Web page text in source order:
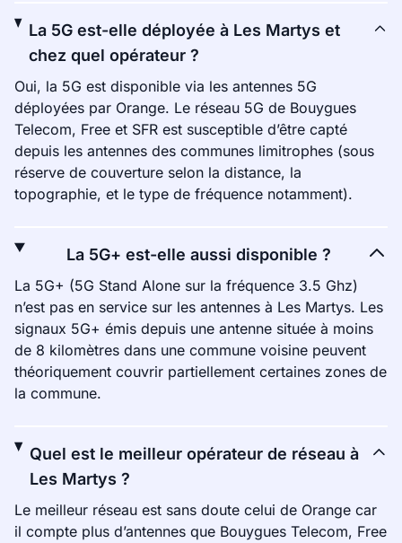
La 5G est-elle déployée à Les Martys et
chez quel opérateur ?
Oui, la 5G est disponible via les antennes 5G
déployées par Orange. Le réseau 5G de Bouygues
Telecom, Free et SFR est susceptible d’être capté
depuis les antennes des communes limitrophes (sous
réserve de couverture selon la distance, la
topographie, et le type de fréquence notamment).
La 5G+ est-elle aussi disponible ?
La 5G+ (5G Stand Alone sur la fréquence 3.5 Ghz)
n’est pas en service sur les antennes à Les Martys. Les
signaux 5G+ émis depuis une antenne située à moins
de 8 kilomètres dans une commune voisine peuvent
théoriquement couvrir partiellement certaines zones de
la commune.
Quel est le meilleur opérateur de réseau à
Les Martys ?
Le meilleur réseau est sans doute celui de Orange car
il compte plus d’antennes que Bouygues Telecom, Free